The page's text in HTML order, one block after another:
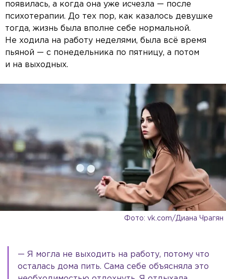
появилась, а когда она уже исчезла — после
психотерапии. До тех пор, как казалось девушке
тогда, жизнь была вполне себе нормальной.
Не ходила на работу неделями, была всё время
пьяной — с понедельника по пятницу, а потом
и на выходных.
Фото: vk.com/Диана Чрагян
— Я могла не выходить на работу, потому что
осталась дома пить. Сама себе объясняла это